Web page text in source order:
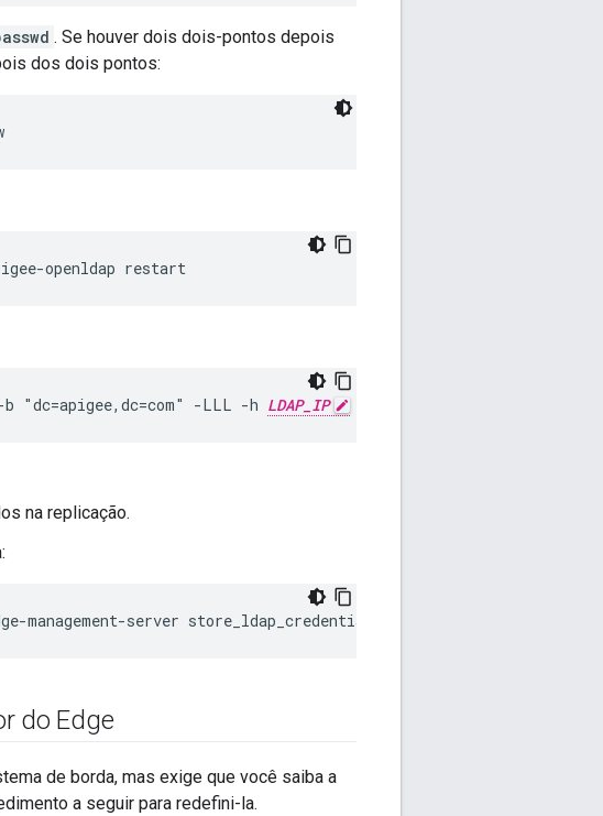
. Se houver dois dois-pontos depois
dos dois pontos:
openldap restart
b "dc=apigee,dc=com" -LLL -h LDAP_IP -p 10389
na replicação.
management-server store_ldap_credentials -p
do Edge
de borda, mas exige que você saiba a
a seguir para redefini-la.